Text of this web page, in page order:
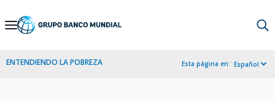
Skip
Navigation
ENTENDIENDO LA POBREZA Esta página en: Español